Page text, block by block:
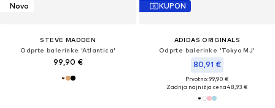
Novo
STEVE MADDEN
Odprte balerinke 'Atlantica'
99,90 €
KUPON
ADIDAS ORIGINALS
Odprte balerinke 'Tokyo MJ'
80,91 €
Prvotno: 99,90 €
Zadnja najnižja cena48,93 €